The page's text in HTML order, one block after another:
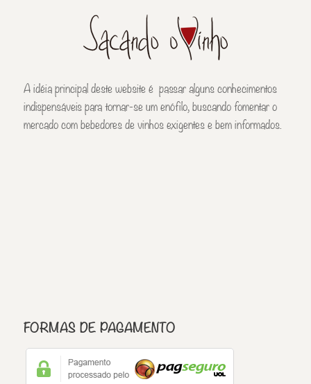
A idéia principal deste website é passar alguns conhecimentos
indispensáveis para tornar-se um enófilo, buscando fomentar o
mercado com bebedores de vinhos exigentes e bem informados.
FORMAS DE PAGAMENTO